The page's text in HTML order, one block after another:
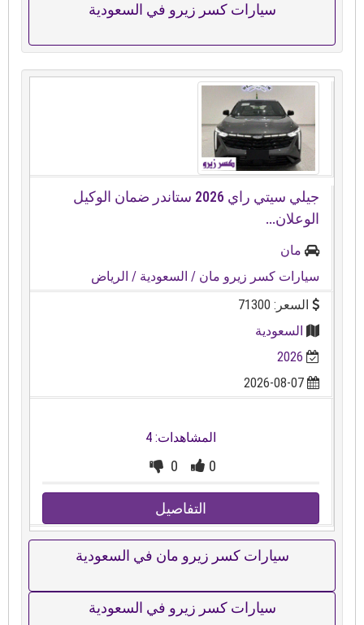
سيارات كسر زيرو في السعودية
جيلي سيتي راي ⁦⁦2026⁩⁩ ستاندر ضمان الوكيل
الوعلان...
مان
سيارات كسر زيرو مان/ السعودية/ الرياض
السعر: 71300
السعودية
2026
2026-08-07
المشاهدات: 4
0
0
التفاصيل
سيارات كسر زيرو مان في السعودية
سيارات كسر زيرو في السعودية